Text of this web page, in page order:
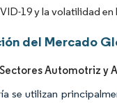
19 y la volatilidad
del Mercado
Automotriz y
se utilizan